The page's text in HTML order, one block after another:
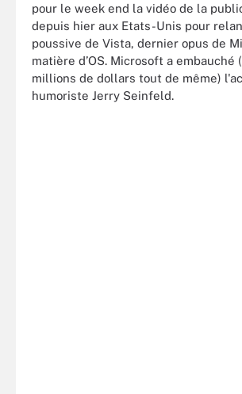
pour le week end la vidéo de la
depuis hier aux Etats-Unis pour
poussive de Vista, dernier opus de
matière d’OS. Microsoft a embauché
millions de dollars tout de même)
humoriste Jerry Seinfeld.